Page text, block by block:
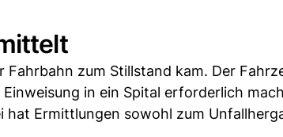
zum Stillstand kam. Der
in ein Spital erforderlich
Ermittlungen sowohl zum